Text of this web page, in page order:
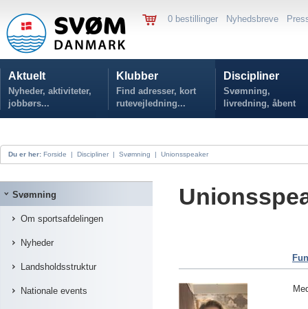
0 bestillinger Nyhedsbreve
Aktuelt
Nyheder, aktiviteter,
jobbørs...
Klubber
Find adresser, kort
rutevejledning...
Discipliner
Svømning,
livredning, åbent
vand...
Du er her: Forside | Discipliner | Svømning | Unionsspeaker
Svømning
Om sportsafdelingen
Nyheder
Landsholdsstruktur
Nationale events